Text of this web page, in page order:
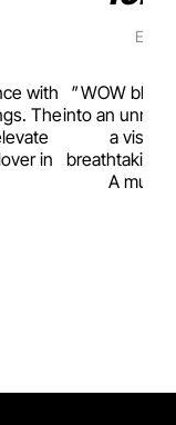
with
The
in
WOW
into an
a visual
breathtaking
A must-